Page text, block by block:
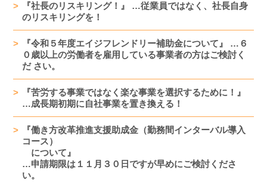
『社長のリスキリング！』 …従業員ではなく、社長自身
のリスキリングを！
『令和５年度エイジフレンドリー補助金について』 …６
０歳以上の労働者を雇用している事業者の方はご検討く
だ さい。
『苦労する事業ではなく楽な事業を選択するために！』
…成長期初期に自社事業を置き換える！
『働き方改革推進支援助成金（勤務間インターバル導入
コース）
について』
…申請期限は１１月３０日ですが早めにご検討くださ
い。